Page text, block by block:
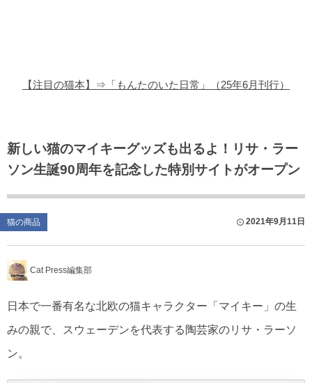
【注目の猫本】⇒「もんたのいた日常」（25年6月刊行）
新しい猫のマイキーグッズも出るよ！リサ・ラー
ソン生誕90周年を記念した特別サイトがオープン
猫の商品 2021年9月11日
Cat Press編集部
日本で一番有名な北欧の猫キャラクター「マイキー」の生
みの親で、スウェーデンを代表する陶芸家のリサ・ラーソ
ン。
猫のゲーム・アプリ
猫のフリー写真素材